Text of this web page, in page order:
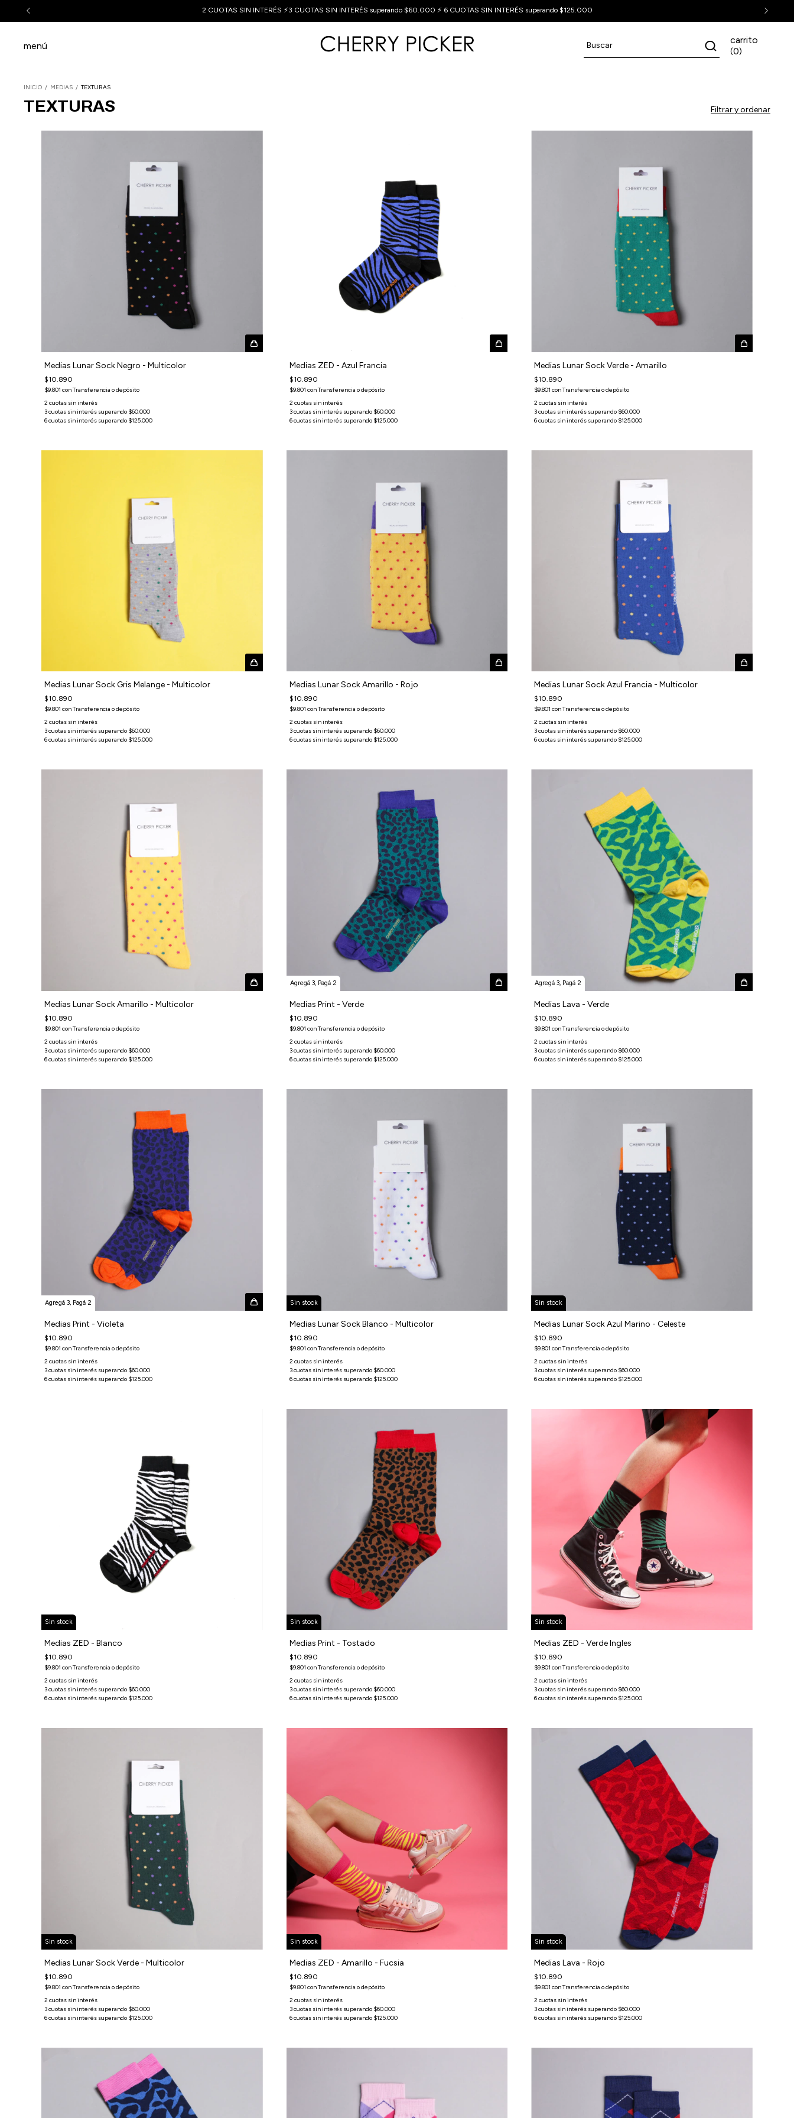
🔥🔥🔥 10% OFF EXTRA pagando x Transferencia Bancaria 🔥🔥🔥
menú carrito
(0)
INICIO / MEDIAS / TEXTURAS
TEXTURAS Filtrar y ordenar
Medias Lunar Sock Negro - Multicolor
$10.890
$9.801 conTransferencia o depósito
Medias ZED - Azul Francia
$10.890
$9.801 conTransferencia o depósito
Medias Lunar Sock Verde - Amarillo
$10.890
$9.801conTransferencia o depósito
Medias Lunar Sock Gris Melange - Multicolor
$10.890
$9.801 conTransferencia o depósito
Medias Lunar Sock Amarillo - Rojo
$10.890
$9.801 conTransferencia o depósito
Medias Lunar Sock Azul Francia - Multicolor
$10.890
$9.801conTransferencia o depósito
Medias Lunar Sock Amarillo - Multicolor
$10.890
$9.801 conTransferencia o depósito
Agregá 3, Pagá 2
Medias Print - Verde
$10.890
$9.801 conTransferencia o depósito
Agregá 3, Pagá 2
Medias Lava - Verde
$10.890
$9.801conTransferencia o depósito
Agregá 3, Pagá 2
Medias Print - Violeta
$10.890
$9.801 conTransferencia o depósito
Sin stock
Medias Lunar Sock Blanco - Multicolor
$10.890
$9.801 conTransferencia o depósito
Sin stock
Medias Lunar Sock Azul Marino - Celeste
$10.890
$9.801conTransferencia o depósito
Sin stock
Medias ZED - Blanco
$10.890
$9.801 conTransferencia o depósito
Sin stock
Medias Print - Tostado
$10.890
$9.801 conTransferencia o depósito
Sin stock
Medias ZED - Verde Ingles
$10.890
$9.801conTransferencia o depósito
Sin stock
Medias Lunar Sock Verde - Multicolor
$10.890
$9.801 conTransferencia o depósito
Sin stock
Medias ZED - Amarillo - Fucsia
$10.890
$9.801 conTransferencia o depósito
Sin stock
Medias Lava - Rojo
$10.890
$9.801conTransferencia o depósito